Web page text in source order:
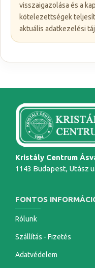
visszaigazolása és a
kötelezettségek
aktuális adatkezelési
Kristály Centrum
1143 Budapest, Utász
FONTOS
Rólunk
Szállítás - Fizetés
Adatvédelem